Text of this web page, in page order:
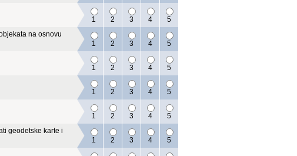
1 2 3 4 5
na osnovu
1 2 3 4 5
1 2 3 4 5
1 2 3 4 5
1 2 3 4 5
geodetske karte i
1 2 3 4 5